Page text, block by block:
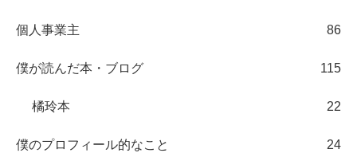
個人事業主 86
僕が読んだ本・ブログ 115
橘玲本 22
僕のプロフィール的なこと 24